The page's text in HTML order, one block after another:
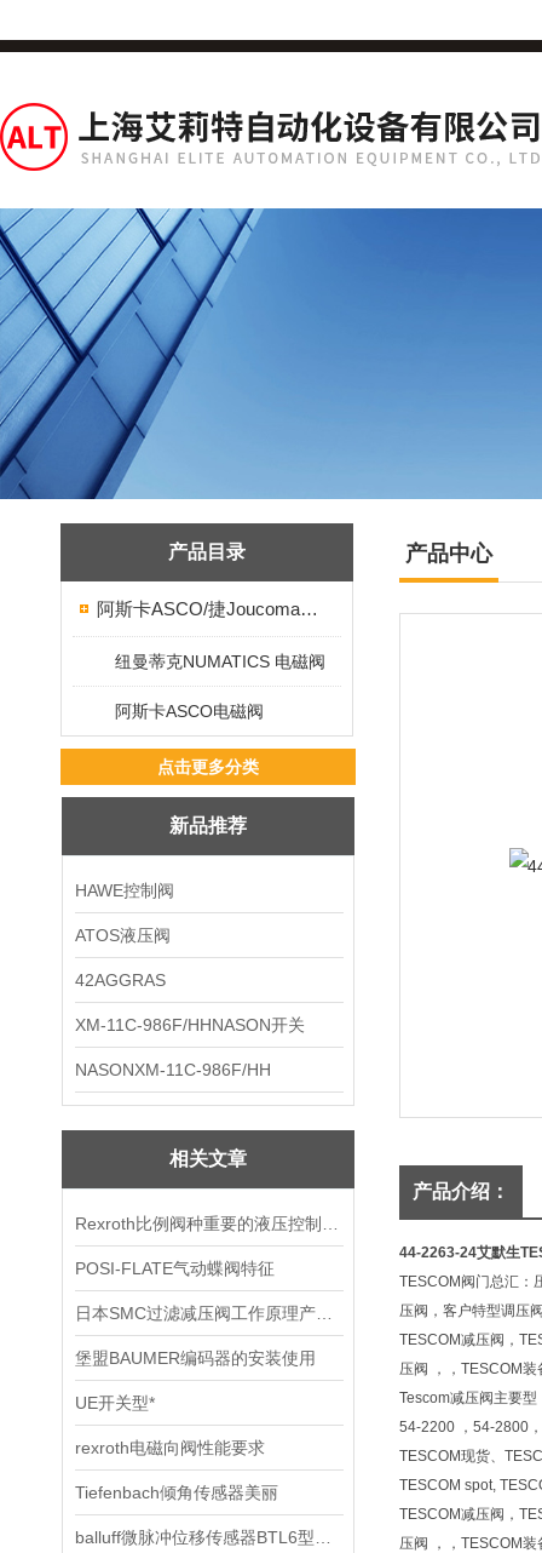
产品目录
阿斯卡ASCO/捷Joucomatic/NUMATICS纽曼蒂克
纽曼蒂克NUMATICS 电磁阀
阿斯卡ASCO电磁阀
点击更多分类
新品推荐
HAWE控制阀
ATOS液压阀
42AGGRAS
XM-11C-986F/HHNASON开关
NASONXM-11C-986F/HH
相关文章
POSI-FLATE气动蝶阀特征
堡盟BAUMER编码器的安装使用
UE开关型*
rexroth电磁向阀性能要求
Tiefenbach倾角传感器美丽
产品中心
产品介绍：
44-2263-24艾默生
TESCOM阀门总汇：
压阀，客户特型调压
TESCOM减压阀，
压阀 ，，TESCOM装
Tescom减压阀主要
54-2200 ，54-2800
TESCOM现货、
TESCOM spot,
TESCOM减压阀，
压阀 ，，TESCOM装